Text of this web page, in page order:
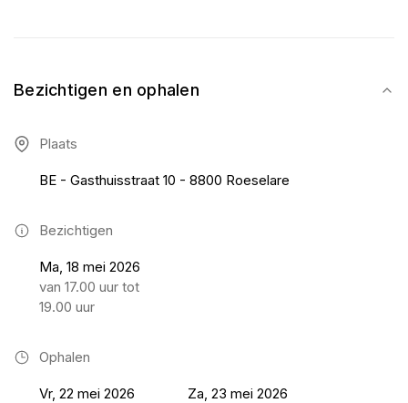
Bezichtigen en ophalen
Plaats
BE - Gasthuisstraat 10 - 8800 Roeselare
Bezichtigen
Ma, 18 mei 2026
van 17.00 uur tot
19.00 uur
Ophalen
Vr, 22 mei 2026
Za, 23 mei 2026